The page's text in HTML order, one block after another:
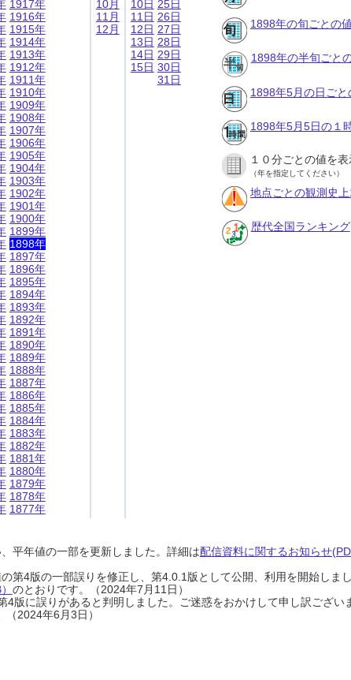
1917年
1916年
1915年
1914年
1913年
1912年
1911年
1910年
1909年
1908年
1907年
1906年
1905年
1904年
1903年
1902年
1901年
1900年
1899年
1898年
1897年
1896年
1895年
1894年
1893年
1892年
1891年
1890年
1889年
1888年
1887年
1886年
1885年
1884年
1883年
1882年
1881年
1880年
1879年
1878年
1877年
10月
11月
12月
10日
11日
12日
13日
14日
15日
25日
26日
27日
28日
29日
30日
31日
1898年の旬ごとの
1898年の半旬ごと
1898年5月の日ごと
1898年5月5日の１
１０分ごとの値を表
（年を指定してください）
地点ごとの観測史
歴代全国ランキング
平年値の一部を更新しました。詳細は配信資料に関するお知らせ
第4版の一部誤りを修正し、第4.0.1版として公開、利用を開始しま
のとおりです。（2024年7月11日）
版に誤りがあると判明しました。ご迷惑をおかけして申し訳ござい
（2024年6月3日）